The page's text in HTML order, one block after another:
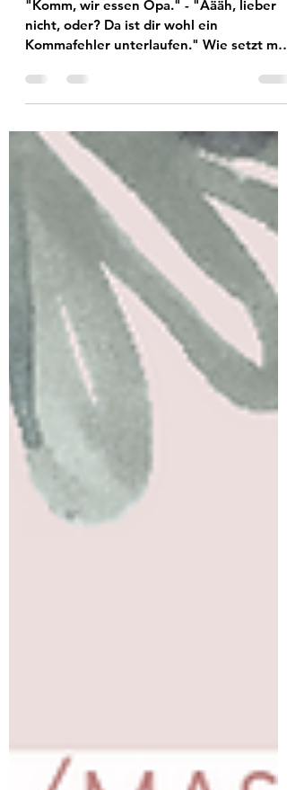
Wortgruppen
"Komm, wir essen Opa." - "Äääh, lieber
Kommafehler unterlaufen." Wie setzt man
die Kommas richtig?